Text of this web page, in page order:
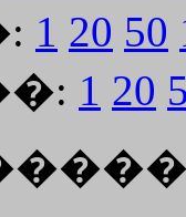
1 20 50
1 20